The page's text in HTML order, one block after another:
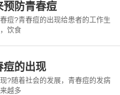
预防青春痘
痘?青春痘的出现给患者的工作生
饮食
痘的出现
?随着社会的发展，青春痘的发病
越多